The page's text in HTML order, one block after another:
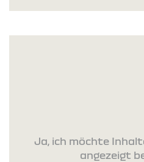
Ja, ich möchte
angezeigt